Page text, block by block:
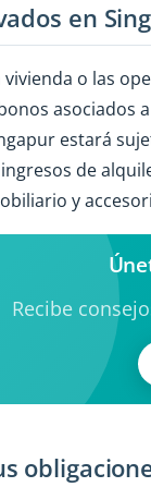
en
vivienda o las
asociados
estará
de
y
Recibe